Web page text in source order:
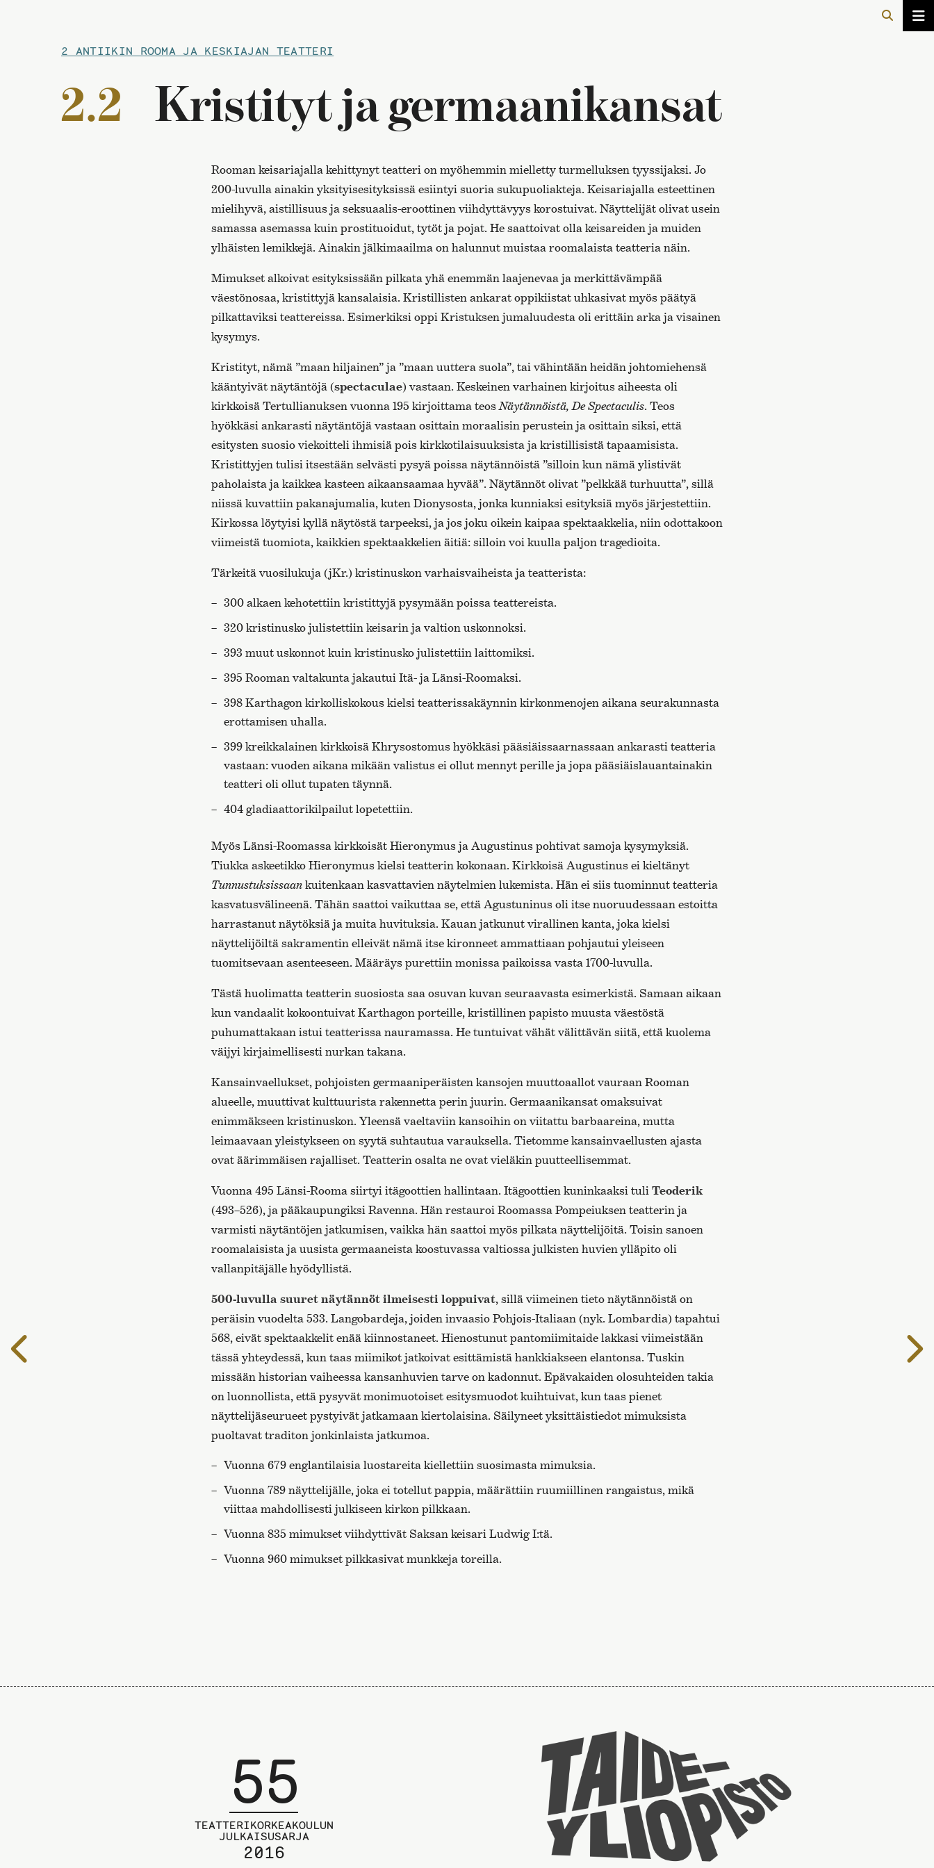
2 ANTIIKIN ROOMA JA KESKIAJAN TEATTERI
2.2 Kristityt ja germaanikansat
Rooman keisariajalla kehittynyt teatteri on myöhemmin mielletty turmelluksen tyyssijaksi. Jo
200-luvulla ainakin yksityisesityksissä esiintyi suoria sukupuoliakteja. Keisariajalla esteettinen
mielihyvä, aistillisuus ja seksuaalis-eroottinen viihdyttävyys korostuivat. Näyttelijät olivat usein
samassa asemassa kuin prostituoidut, tytöt ja pojat. He saattoivat olla keisareiden ja muiden
ylhäisten lemikkejä. Ainakin jälkimaailma on halunnut muistaa roomalaista teatteria näin.
Mimukset alkoivat esityksissään pilkata yhä enemmän laajenevaa ja merkittävämpää
väestönosaa, kristittyjä kansalaisia. Kristillisten ankarat oppikiistat uhkasivat myös päätyä
pilkattaviksi teattereissa. Esimerkiksi oppi Kristuksen jumaluudesta oli erittäin arka ja visainen
kysymys.
Kristityt, nämä ”maan hiljainen” ja ”maan uuttera suola”, tai vähintään heidän johtomiehensä
kääntyivät näytäntöjä (spectaculae) vastaan. Keskeinen varhainen kirjoitus aiheesta oli
kirkkoisä Tertullianuksen vuonna 195 kirjoittama teosNäytännöistä, De Spectaculis. Teos
hyökkäsi ankarasti näytäntöjä vastaan osittain moraalisin perustein ja osittain siksi, että
esitysten suosio viekoitteli ihmisiä pois kirkkotilaisuuksista ja kristillisistä tapaamisista.
Kristittyjen tulisi itsestään selvästi pysyä poissa näytännöistä ”silloin kun nämä ylistivät
paholaista ja kaikkea kasteen aikaansaamaa hyvää”. Näytännöt olivat ”pelkkää turhuutta”, sillä
niissä kuvattiin pakanajumalia, kuten Dionysosta, jonka kunniaksi esityksiä myös järjestettiin.
Kirkossa löytyisi kyllä näytöstä tarpeeksi, ja jos joku oikein kaipaa spektaakkelia, niin odottakoon
viimeistä tuomiota, kaikkien spektaakkelien äitiä: silloin voi kuulla paljon tragedioita.
Tärkeitä vuosilukuja (jKr.) kristinuskon varhaisvaiheista ja teatterista:
300 alkaen kehotettiin kristittyjä pysymään poissa teattereista.
320 kristinusko julistettiin keisarin ja valtion uskonnoksi.
393 muut uskonnot kuin kristinusko julistettiin laittomiksi.
395 Rooman valtakunta jakautui Itä- ja Länsi-Roomaksi.
398 Karthagon kirkolliskokous kielsi teatterissakäynnin kirkonmenojen aikana seurakunnasta
erottamisen uhalla.
399 kreikkalainen kirkkoisä Khrysostomus hyökkäsi pääsiäissaarnassaan ankarasti teatteria
vastaan: vuoden aikana mikään valistus ei ollut mennyt perille ja jopa pääsiäislauantainakin
teatteri oli ollut tupaten täynnä.
404 gladiaattorikilpailut lopetettiin.
Myös Länsi-Roomassa kirkkoisät Hieronymus ja Augustinus pohtivat samoja kysymyksiä.
Tiukka askeetikko Hieronymus kielsi teatterin kokonaan. Kirkkoisä Augustinus ei kieltänyt
Tunnustuksissaan kuitenkaan kasvattavien näytelmien lukemista. Hän ei siis tuominnut teatteria
kasvatusvälineenä. Tähän saattoi vaikuttaa se, että Agustuninus oli itse nuoruudessaan estoitta
harrastanut näytöksiä ja muita huvituksia. Kauan jatkunut virallinen kanta, joka kielsi
näyttelijöiltä sakramentin elleivät nämä itse kironneet ammattiaan pohjautui yleiseen
tuomitsevaan asenteeseen. Määräys purettiin monissa paikoissa vasta 1700-luvulla.
Tästä huolimatta teatterin suosiosta saa osuvan kuvan seuraavasta esimerkistä. Samaan aikaan
kun vandaalit kokoontuivat Karthagon porteille, kristillinen papisto muusta väestöstä
puhumattakaan istui teatterissa nauramassa. He tuntuivat vähät välittävän siitä, että kuolema
väijyi kirjaimellisesti nurkan takana.
Kansainvaellukset, pohjoisten germaaniperäisten kansojen muuttoaallot vauraan Rooman
alueelle, muuttivat kulttuurista rakennetta perin juurin. Germaanikansat omaksuivat
enimmäkseen kristinuskon. Yleensä vaeltaviin kansoihin on viitattu barbaareina, mutta
leimaavaan yleistykseen on syytä suhtautua varauksella. Tietomme kansainvaellusten ajasta
ovat äärimmäisen rajalliset. Teatterin osalta ne ovat vieläkin puutteellisemmat.
Vuonna 495 Länsi-Rooma siirtyi itägoottien hallintaan. Itägoottien kuninkaaksi tuli Teoderik
(493–526), ja pääkaupungiksi Ravenna. Hän restauroi Roomassa Pompeiuksen teatterin ja
varmisti näytäntöjen jatkumisen, vaikka hän saattoi myös pilkata näyttelijöitä. Toisin sanoen
roomalaisista ja uusista germaaneista koostuvassa valtiossa julkisten huvien ylläpito oli
vallanpitäjälle hyödyllistä.
500-luvulla suuret näytännöt ilmeisesti loppuivat, sillä viimeinen tieto näytännöistä on
peräisin vuodelta 533. Langobardeja, joiden invaasio Pohjois-Italiaan (nyk. Lombardia) tapahtui
568, eivät spektaakkelit enää kiinnostaneet. Hienostunut pantomiimitaide lakkasi viimeistään
tässä yhteydessä, kun taas miimikot jatkoivat esittämistä hankkiakseen elantonsa. Tuskin
missään historian vaiheessa kansanhuvien tarve on kadonnut. Epävakaiden olosuhteiden takia
on luonnollista, että pysyvät monimuotoiset esitysmuodot kuihtuivat, kun taas pienet
näyttelijäseurueet pystyivät jatkamaan kiertolaisina. Säilyneet yksittäistiedot mimuksista
puoltavat traditon jonkinlaista jatkumoa.
Vuonna 679 englantilaisia luostareita kiellettiin suosimasta mimuksia.
Vuonna 789 näyttelijälle, joka ei totellut pappia, määrättiin ruumiillinen rangaistus, mikä
viittaa mahdollisesti julkiseen kirkon pilkkaan.
Vuonna 835 mimukset viihdyttivät Saksan keisari Ludwig I:tä.
Vuonna 960 mimukset pilkkasivat munkkeja toreilla.
55
TEATTERIKORKEAKOULUN
JULKAISUSARJA
2016